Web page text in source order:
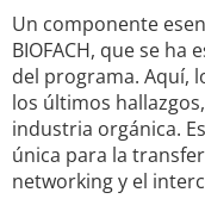
Un componente
BIOFACH, que se
del programa. Aquí,
los últimos
industria orgánica.
única para la
networking y el